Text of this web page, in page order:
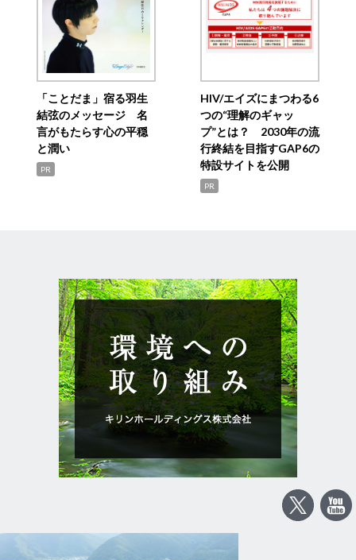
「ことだま」宿る羽生
結弦のメッセージ 名
言がもたらす心の平穏
と潤い
PR
HIV/エイズにまつわる6
つの“理解のギャッ
プ”とは？ 2030年の流
行終結を目指すGAP6の
特設サイトを公開
PR